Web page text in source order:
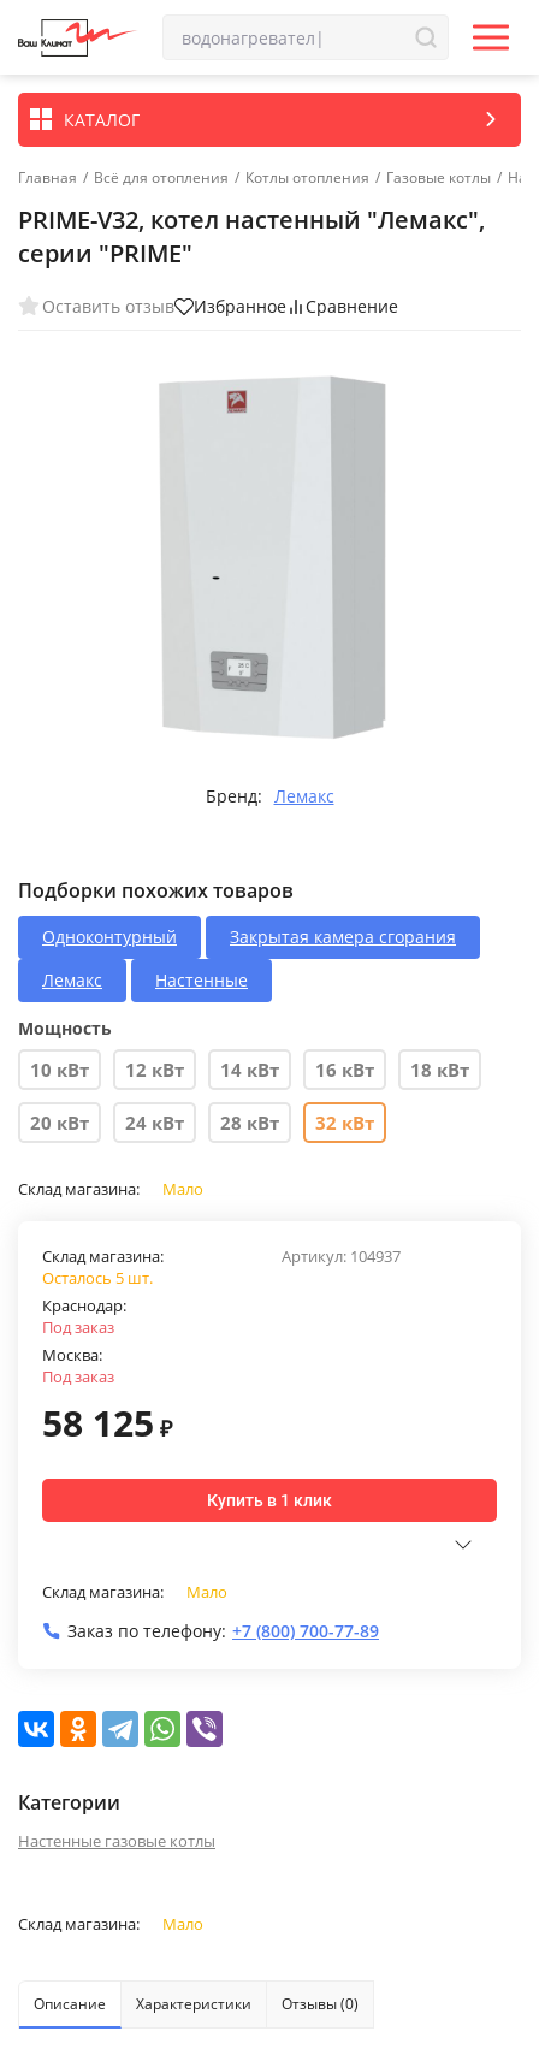
КАТАЛОГ
Главная / Всё для отопления / Котлы отопления / Газовые котлы /
PRIME-V32, котел настенный "Лемакс",
серии "PRIME"
Оставить отзыв Избранное Сравнение
Бренд: Лемакс
Подборки похожих товаров
Одноконтурный
Закрытая камера сгорания
Лемакс
Настенные
Мощность
10 кВт 12 кВт 14 кВт 16 кВт 18 кВт
20 кВт 24 кВт 28 кВт 32 кВт
Склад магазина: Мало
Артикул: 104937
Склад магазина:
Осталось 5 шт.
Краснодар:
Под заказ
Москва:
Под заказ
58 125 ₽
Купить в 1 клик
Склад магазина: Мало
Заказ по телефону: +7 (800) 700-77-89
Категории
Настенные газовые котлы
Склад магазина: Мало
Описание Характеристики Отзывы (0)